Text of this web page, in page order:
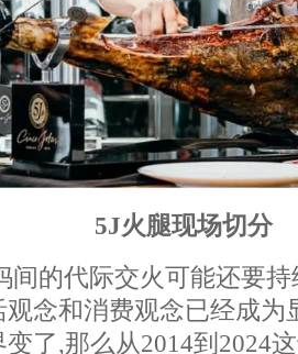
5J火腿现场切分
间的代际交火可能还要
念和消费观念已经成为
了,那么从2014到2024